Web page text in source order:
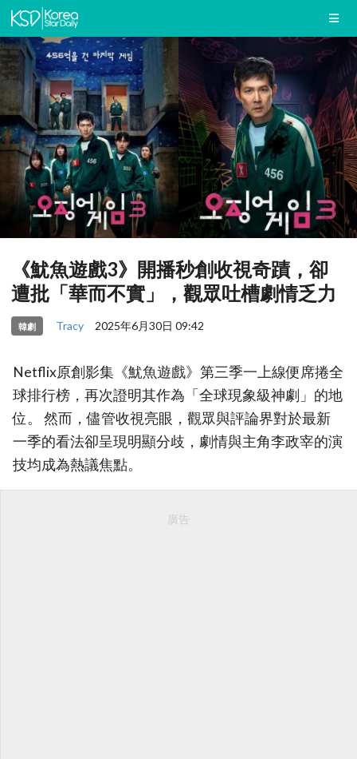
《魷魚遊戲3》開播秒創收視奇蹟，卻
遭批「華而不實」，觀眾吐槽劇情乏力
韓劇 Tracy 2025年6月30日 09:42
Netflix原創影集《魷魚遊戲》第三季一上線便席捲全
球排行榜，再次證明其作為「全球現象級神劇」的地
位。 然而，儘管收視亮眼，觀眾與評論界對於最新
一季的看法卻呈現明顯分歧，劇情與主角李政宰的演
技均成為熱議焦點。
廣告